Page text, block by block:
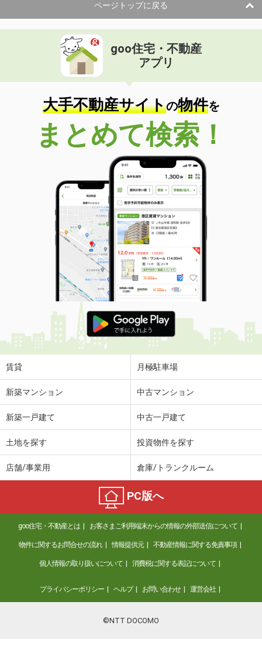
ページトップに戻る
goo住宅・不動産
アプリ
大手不動産サイトの物件を
まとめて検索！
賃貸 月極駐車場
新築マンション 中古マンション
新築一戸建て 中古一戸建て
土地を探す 投資物件を探す
店舗/事業用 倉庫/トランクルーム
PC版へ
goo住宅・不動産とは お客さまご利用端末からの情報の外部送信について
物件に関するお問合せの流れ 情報提供元 不動産情報に関する免責事項
個人情報の取り扱いについて 消費税に関する表記について
プライバシーポリシー ヘルプ お問い合わせ 運営会社
©NTT DOCOMO